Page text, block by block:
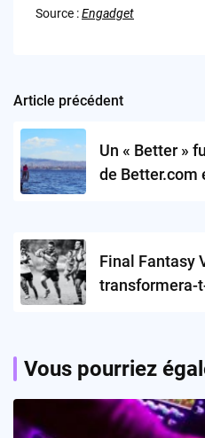
Source :Engadget
Post
navigation
Article précédent
Un « Better »
de Better.com
Final Fantasy
transformera-
Vous pourriez